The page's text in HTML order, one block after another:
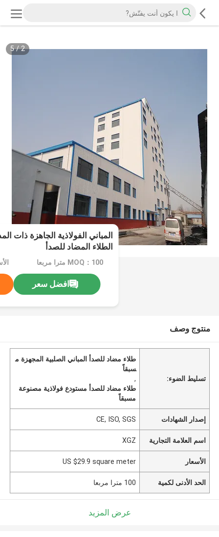
2
/
5
المباني الفولاذية الجاهزة ذات
الطلاء المضاد للصدأ
MOQ：100 مترا مربعا
افضل سعر
منتوج وصف
تسليط الضوء:
طلاء مضاد للصدأ المباني الصلبية المجهزة م
سبقاً
,
طلاء مضاد للصدأ مستودع فولاذية مصنوعة
مسبقاً
إصدار الشهادات CE, ISO, SGS
اسم العلامة التجارية XGZ
الأسعار US $29.9 square meter
الحد الأدنى لكمية 100 مترا مربعا
عرض المزيد